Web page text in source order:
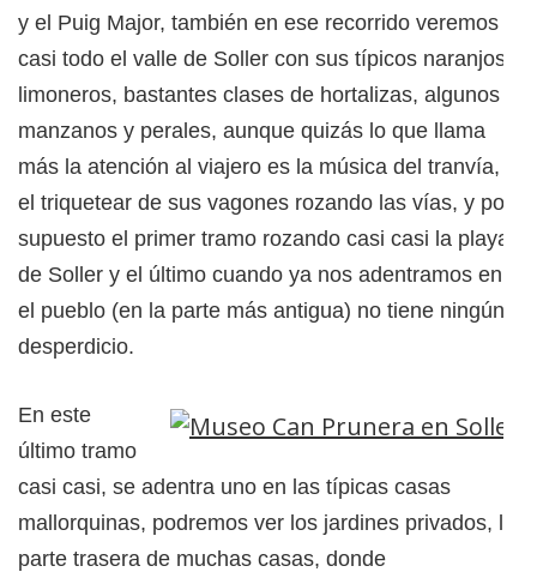
y el Puig Major, también en ese recorrido veremos
casi todo el valle de Soller con sus típicos naranjos,
limoneros, bastantes clases de hortalizas, algunos
manzanos y perales, aunque quizás lo que llama
más la atención al viajero es la música del tranvía,
el triquetear de sus vagones rozando las vías, y por
supuesto el primer tramo rozando casi casi la playa
de Soller y el último cuando ya nos adentramos en
el pueblo (en la parte más antigua) no tiene ningún
desperdicio.
En este
último tramo
casi casi, se adentra uno en las típicas casas
mallorquinas, podremos ver los jardines privados, la
parte trasera de muchas casas, donde